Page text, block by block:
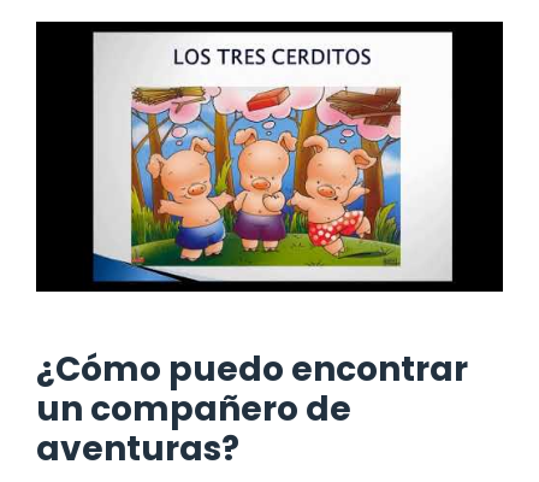
¿Cómo puedo encontrar
un compañero de
aventuras?